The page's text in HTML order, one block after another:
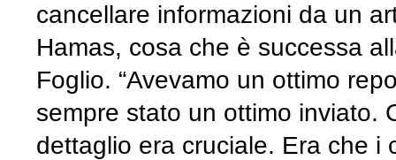
cancellare informazioni da un
Hamas, cosa che è successa
Foglio. “Avevamo un ottimo
sempre stato un ottimo inviato.
dettaglio era cruciale. Era che i